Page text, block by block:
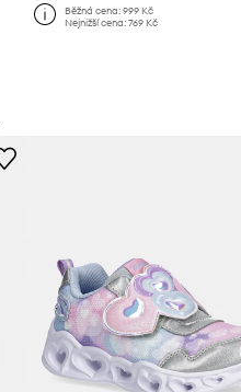
Běžná cena: 999 Kč
Nejnižší cena: 769 Kč